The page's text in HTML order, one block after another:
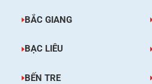
BẮC GIANG
BẠC LIÊU
BẾN TRE